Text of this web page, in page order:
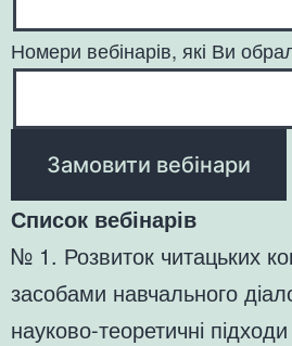
Номери вебінарів, які Ви
Список вебінарів
№ 1. Розвиток читацьких
засобами навчального
науково-теоретичні